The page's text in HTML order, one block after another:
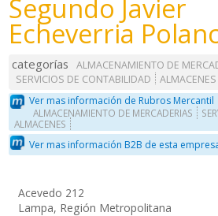
Segundo Javier
Echeverria
categorías
ALMACENAMIENTO DE
SERVICIOS DE CONTABILIDAD
ALMACENES
Ver mas información de Rubros Mercantil
ALMACENAMIENTO DE MERCADERIAS
ALMACENES
Ver mas información B2B de esta
Acevedo 212
Lampa, Región Metropolitana